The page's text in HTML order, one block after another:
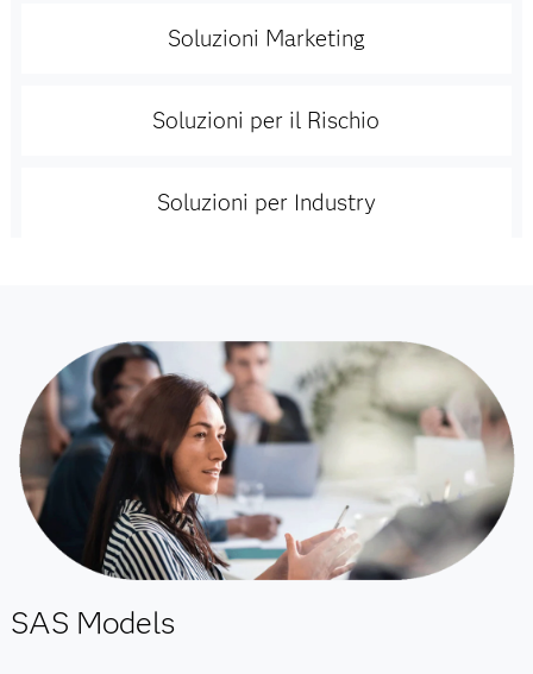
Soluzioni Marketing
Soluzioni per il Rischio
Soluzioni per Industry
SAS Models